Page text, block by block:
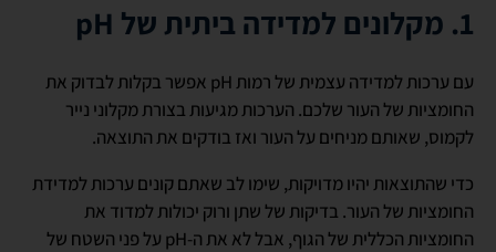
1. מקלונים למדידה ביתית של pH
עם ערכות למדידה עצמית של רמות pH אפשר בקלות לבדוק את
החומציות של העור שלכם. הערכות מגיעות בצורת מקלוני נייר
לקמוס, שאותם מניחים על העור ואז בודקים את התוצאה.
כדי שהתוצאות יהיו מדויקות, שימו לב שאתם קונים ערכות למדידת
החומציות של העור. בדיקות של שתן ורוק יכולות למדוד את
החומציות הכללית של הגוף, אבל לא את ה-pH על פני השטח של